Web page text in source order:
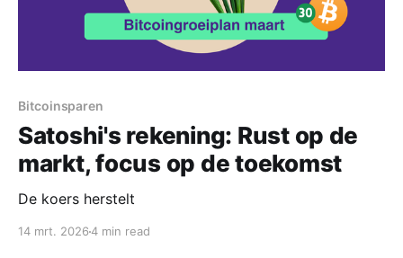
Bitcoinsparen
Satoshi's rekening: Rust op de
markt, focus op de toekomst
De koers herstelt
14 mrt. 20264 min read